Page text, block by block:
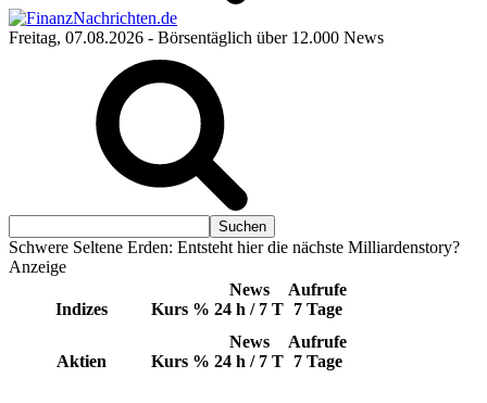
Freitag, 07.08.2026 - Börsentäglich über 12.000 News
Schwere Seltene Erden: Entsteht hier die nächste Milliardenstory?
Anzeige
Indizes Kurs %
News
24 h / 7 T
Aufrufe
7 Tage
Aktien Kurs %
News
24 h / 7 T
Aufrufe
7 Tage